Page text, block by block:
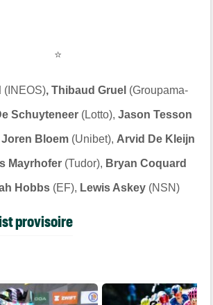
⭐
(INEOS), Thibaud Gruel (Groupama-
Schuyteneer(Lotto), Jason Tesson
Joren Bloem(Unibet), Arvid De Kleijn
Mayrhofer (Tudor), Bryan Coquard
Hobbs(EF), Lewis Askey(NSN)
provisoire